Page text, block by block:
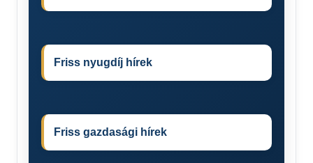
Friss nyugdíj hírek
Friss gazdasági hírek